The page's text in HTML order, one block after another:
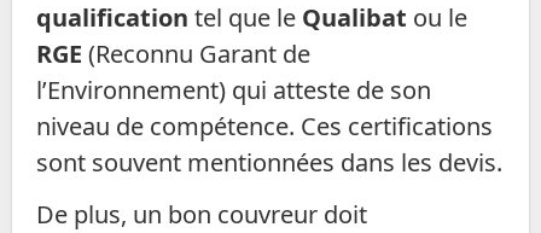
qualification tel que le Qualibat ou le
RGE (Reconnu Garant de
l’Environnement) qui atteste de son
niveau de compétence. Ces certifications
sont souvent mentionnées dans les devis.
De plus, un bon couvreur doit